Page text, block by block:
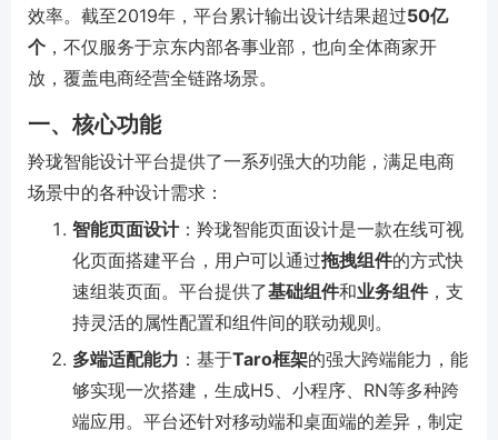
效率。截至2019年，平台累计输出设计结果超过50亿
个 ，不仅服务于京东内部各事业部，也向全体商家开
放，覆盖电商经营全链路场景。
一、核心功能
羚珑智能设计平台提供了一系列强大的功能，满足电商
场景中的各种设计需求：
智能页面设计：羚珑智能页面设计是一款在线可视
化页面搭建平台，用户可以通过拖拽组件的方式快
速组装页面。平台提供了基础组件和业务组件，支
持灵活的属性配置和组件间的联动规则。
多端适配能力 ：基于Taro框架的强大跨端能力，能
够实现一次搭建，生成H5、小程序、RN等多种跨
端应用。平台还针对移动端和桌面端的差异，制定